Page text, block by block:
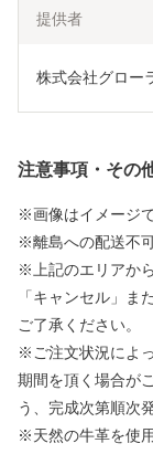
提供者
株式会社グロー
注意事項・その
※画像はイメージで
※離島への配送不可
※上記のエリアか
「キャンセル」ま
ご了承ください。
※ご注文状況によ
期間を頂く場合が
う、完成次第順次
※天然の牛革を使